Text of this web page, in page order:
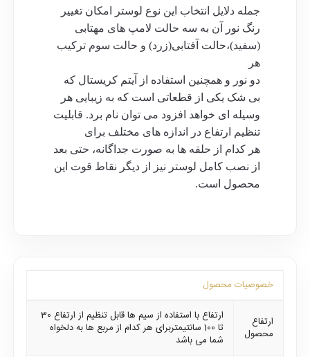
جمله دلایل انتخاب این نوع لوستر امکان تغییر
رنگ نور آن به سه حالت لامپ های مهتابی
(سفید)،حالت آفتابی(زرد) و حالت سوم ترکیب
هر
دو نور و همچنین استفاده از آیتم کریستال که
بی شک یکی از قطعاتی است که به زیبایی هر
وسیله ای خواهد افزود می توان نام برد. قابلیت
تنظیم ارتفاع در اندازه های مختلف برای
هر کدام از حلقه ها به صورت جداگانه، حتی بعد
از نصب کامل لوستر نیز از دیگر نقاط قوت این
محصول است.
خصوصیات محصول
ارتفاع
محصول
ارتفاع با استفاده از سیم ها قابل تنظیم از ارتفاع 30
تا 100 سانتیمتربرای هر کدام از مربع ها به دلخواه
شما می باشد